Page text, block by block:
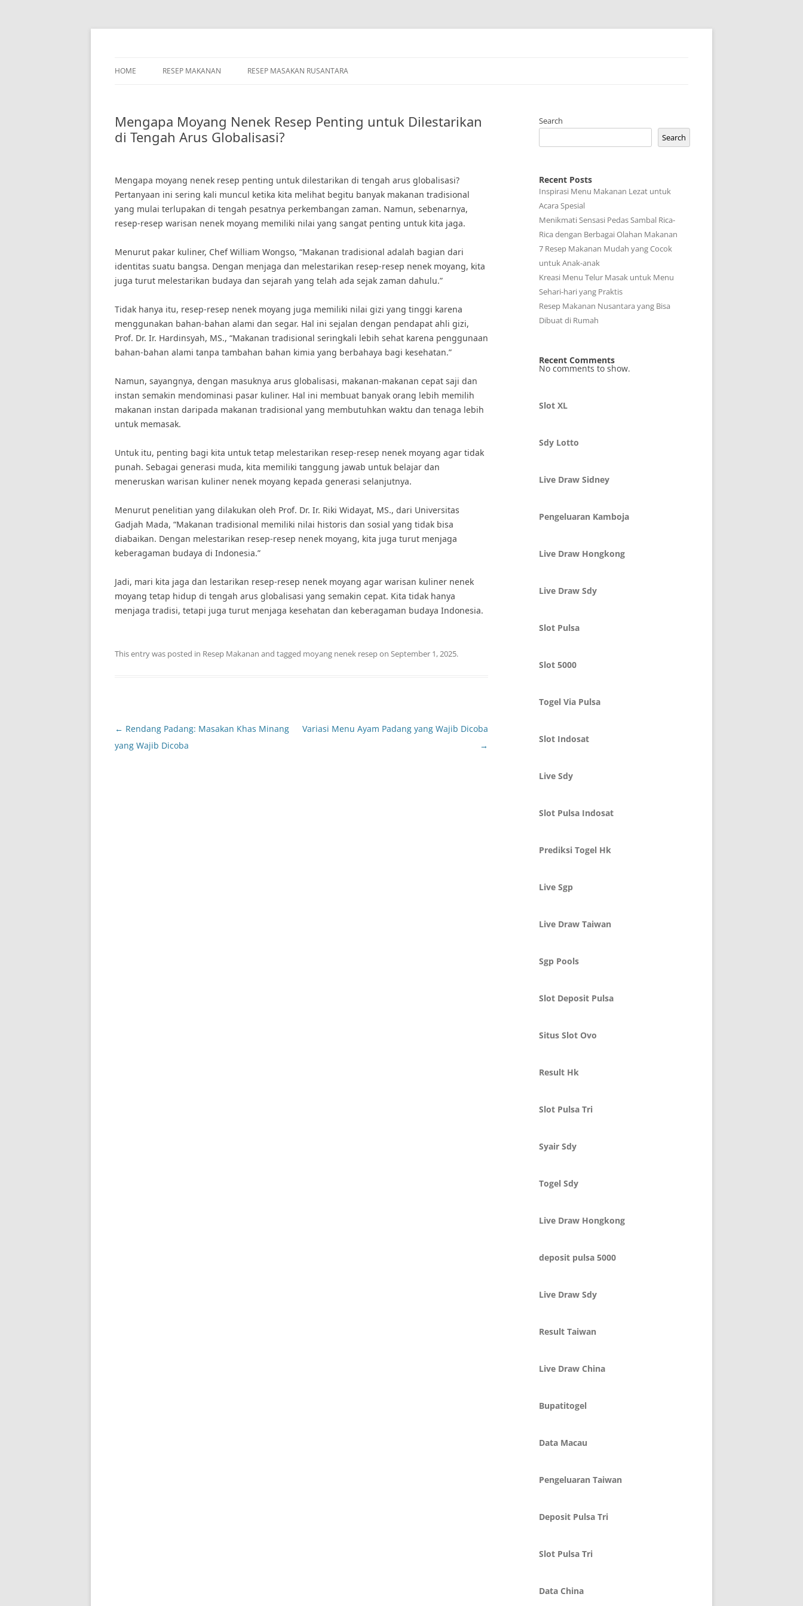
Skip
HOME RESEP MAKANAN RESEP MASAKAN RUSANTARA
Mengapa Moyang Nenek Resep Penting untuk Dilestarikan
di Tengah Arus Globalisasi?
Mengapa moyang nenek resep penting untuk dilestarikan di tengah arus globalisasi?
Pertanyaan ini sering kali muncul ketika kita melihat begitu banyak makanan tradisional
yang mulai terlupakan di tengah pesatnya perkembangan zaman. Namun, sebenarnya,
resep-resep warisan nenek moyang memiliki nilai yang sangat penting untuk kita jaga.
Menurut pakar kuliner, Chef William Wongso, “Makanan tradisional adalah bagian dari
identitas suatu bangsa. Dengan menjaga dan melestarikan resep-resep nenek moyang, kita
juga turut melestarikan budaya dan sejarah yang telah ada sejak zaman dahulu.”
Tidak hanya itu, resep-resep nenek moyang juga memiliki nilai gizi yang tinggi karena
menggunakan bahan-bahan alami dan segar. Hal ini sejalan dengan pendapat ahli gizi,
Prof. Dr. Ir. Hardinsyah, MS., “Makanan tradisional seringkali lebih sehat karena penggunaan
bahan-bahan alami tanpa tambahan bahan kimia yang berbahaya bagi kesehatan.”
Namun, sayangnya, dengan masuknya arus globalisasi, makanan-makanan cepat saji dan
instan semakin mendominasi pasar kuliner. Hal ini membuat banyak orang lebih memilih
makanan instan daripada makanan tradisional yang membutuhkan waktu dan tenaga lebih
untuk memasak.
Untuk itu, penting bagi kita untuk tetap melestarikan resep-resep nenek moyang agar tidak
punah. Sebagai generasi muda, kita memiliki tanggung jawab untuk belajar dan
meneruskan warisan kuliner nenek moyang kepada generasi selanjutnya.
Menurut penelitian yang dilakukan oleh Prof. Dr. Ir. Riki Widayat, MS., dari Universitas
Gadjah Mada, “Makanan tradisional memiliki nilai historis dan sosial yang tidak bisa
diabaikan. Dengan melestarikan resep-resep nenek moyang, kita juga turut menjaga
keberagaman budaya di Indonesia.”
Jadi, mari kita jaga dan lestarikan resep-resep nenek moyang agar warisan kuliner nenek
moyang tetap hidup di tengah arus globalisasi yang semakin cepat. Kita tidak hanya
menjaga tradisi, tetapi juga turut menjaga kesehatan dan keberagaman budaya Indonesia.
This entry was posted in Resep Makanan and tagged moyang nenek resepon September 1, 2025.
Post
navigation
← Rendang Padang: Masakan Khas Minang
yang Wajib Dicoba
Variasi Menu Ayam Padang yang Wajib Dicoba
→
Search
Search
Recent Posts
Inspirasi Menu Makanan Lezat untuk
Acara Spesial
Menikmati Sensasi Pedas Sambal Rica-
Rica dengan Berbagai Olahan Makanan
7 Resep Makanan Mudah yang Cocok
untuk Anak-anak
Kreasi Menu Telur Masak untuk Menu
Sehari-hari yang Praktis
Resep Makanan Nusantara yang Bisa
Dibuat di Rumah
Recent Comments
No comments to show.
Slot XL
Sdy Lotto
Live Draw Sidney
Pengeluaran Kamboja
Live Draw Hongkong
Live Draw Sdy
Slot Pulsa
Slot 5000
Togel Via Pulsa
Slot Indosat
Live Sdy
Slot Pulsa Indosat
Prediksi Togel Hk
Live Sgp
Live Draw Taiwan
Sgp Pools
Slot Deposit Pulsa
Situs Slot Ovo
Result Hk
Slot Pulsa Tri
Syair Sdy
Togel Sdy
Live Draw Hongkong
deposit pulsa 5000
Live Draw Sdy
Result Taiwan
Live Draw China
Bupatitogel
Data Macau
Pengeluaran Taiwan
Deposit Pulsa Tri
Slot Pulsa Tri
Data China